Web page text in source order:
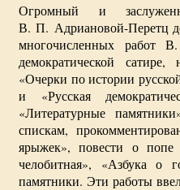
Огромный и
В. П. Адриановой-Перетц
многочисленных работ
демократической
«Очерки по истории
и «Русская
«Литературные
спискам,
ярыжек», повести о
челобитная», «Азбука о
памятники. Эти работы